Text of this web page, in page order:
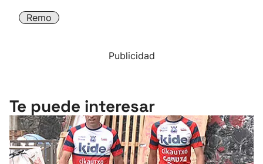
Remo
Publicidad
Te puede interesar